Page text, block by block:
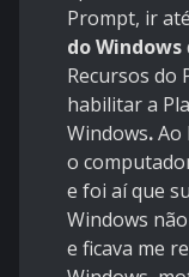
Prompt, ir até
do Windows
Recursos do
habilitar a
Windows.Ao
o
e foi aí que
Windows
e ficava me